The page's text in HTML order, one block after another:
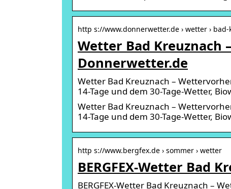
http s://www.donnerwetter.de › wetter ›
Wetter Bad Kreuznach
Donnerwetter.de
Wetter Bad Kreuznach –
14-Tage und dem 30-Tage-Wetter,
Wetter Bad Kreuznach –
14-Tage und dem 30-Tage-Wetter,
http s://www.bergfex.de › sommer › wetter
BERGFEX-Wetter Bad
BERGFEX-Wetter Bad Kreuznach –